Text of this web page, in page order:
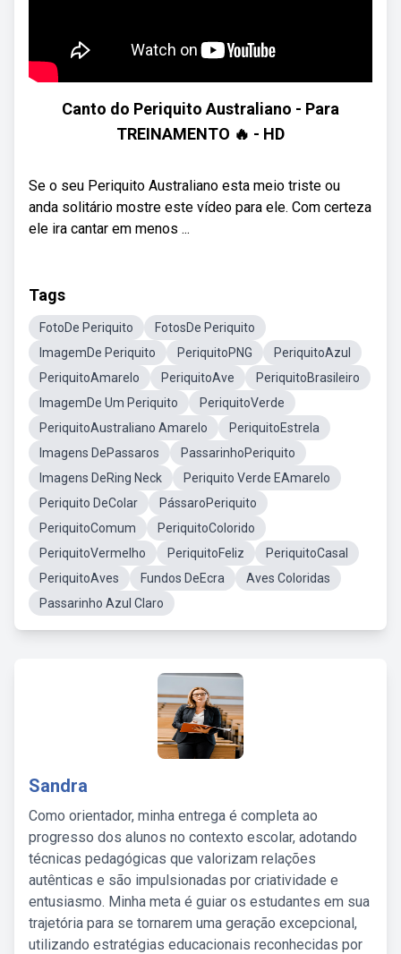
Canto do Periquito Australiano - Para
TREINAMENTO 🔥 - HD
Se o seu Periquito Australiano esta meio triste ou
anda solitário mostre este vídeo para ele. Com certeza
ele ira cantar em menos ...
Tags
FotoDe Periquito
FotosDe Periquito
ImagemDe Periquito
PeriquitoPNG
PeriquitoAzul
PeriquitoAmarelo
PeriquitoAve
PeriquitoBrasileiro
ImagemDe Um Periquito
PeriquitoVerde
PeriquitoAustraliano Amarelo
PeriquitoEstrela
Imagens DePassaros
PassarinhoPeriquito
Imagens DeRing Neck
Periquito Verde EAmarelo
Periquito DeColar
PássaroPeriquito
PeriquitoComum
PeriquitoColorido
PeriquitoVermelho
PeriquitoFeliz
PeriquitoCasal
PeriquitoAves
Fundos DeEcra
Aves Coloridas
Passarinho Azul Claro
Sandra
Como orientador, minha entrega é completa ao
progresso dos alunos no contexto escolar, adotando
técnicas pedagógicas que valorizam relações
autênticas e são impulsionadas por criatividade e
entusiasmo. Minha meta é guiar os estudantes em sua
trajetória para se tornarem uma geração excepcional,
utilizando estratégias educacionais reconhecidas por